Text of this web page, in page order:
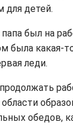
для детей.
был на
была какая-
леди.
обедов,